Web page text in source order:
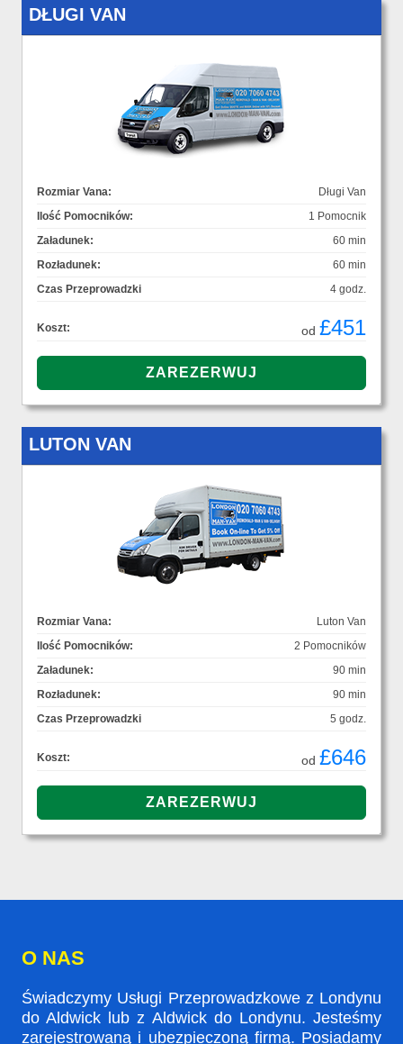
DŁUGI VAN
Rozmiar Vana:
Długi Van
Ilość Pomocników:
1 Pomocnik
Załadunek:
60 min
Rozładunek:
60 min
Czas Przeprowadzki
4 godz.
Koszt: od £451
LUTON VAN
Rozmiar Vana:
Luton Van
Ilość Pomocników:
2 Pomocników
Załadunek:
90 min
Rozładunek:
90 min
Czas Przeprowadzki
5 godz.
Koszt: od £646
O NAS
Świadczymy Usługi Przeprowadzkowe z Londynu
do Aldwick lub z Aldwick do Londynu. Jesteśmy
zarejestrowaną i ubezpieczoną firmą. Posiadamy